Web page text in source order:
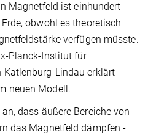
Magnetfeld ist einhundert
obwohl es theoretisch
verfügen müsste.
Planck-Institut für
Lindau erklärt
neuen Modell.
dass äußere Bereiche von
das Magnetfeld dämpfen -